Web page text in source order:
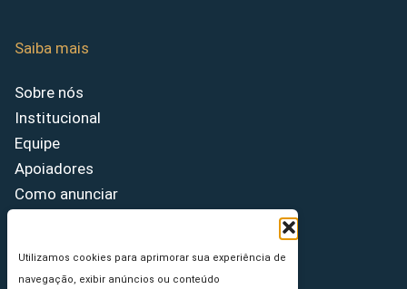
Utilizamos cookies para aprimorar sua experiência de
navegação, exibir anúncios ou conteúdo
Saiba mais
Sobre nós
Institucional
Equipe
Apoiadores
Como anunciar